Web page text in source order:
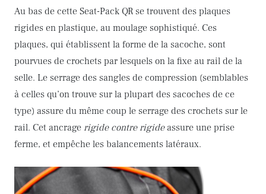
Au bas de cette Seat-Pack QR se trouvent des plaques
rigides en plastique, au moulage sophistiqué. Ces
plaques, qui établissent la forme de la sacoche, sont
pourvues de crochets par lesquels on la fixe au rail de la
selle. Le serrage des sangles de compression (semblables
à celles qu’on trouve sur la plupart des sacoches de ce
type) assure du même coup le serrage des crochets sur le
rail. Cet ancrage rigide contre rigideassure une prise
ferme, et empêche les balancements latéraux.